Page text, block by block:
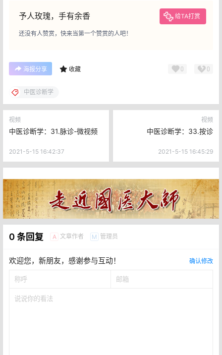
予人玫瑰，手有余香 给TA打赏
还没有人赞赏，快来当第一个赞赏的人吧！
海报分享 收藏 0 0
中医诊断学
视频
中医诊断学：31.脉诊-微视频
2021-5-15 16:42:37
视频
中医诊断学：33.按诊
2021-5-15 16:45:29
0 条回复 A 文章作者 M 管理员
欢迎您，新朋友，感谢参与互动！ 确认修改